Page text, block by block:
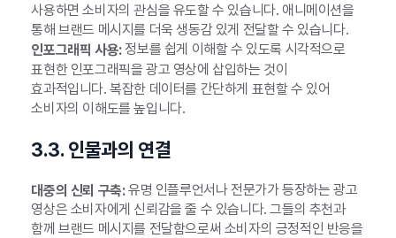
사용하면 소비자의 관심을 유도할 수 있습니다. 애니메이션을
통해 브랜드 메시지를 더욱 생동감 있게 전달할 수 있습니다.
인포그래픽 사용:정보를 쉽게 이해할 수 있도록 시각적으로
표현한 인포그래픽을 광고 영상에 삽입하는 것이
효과적입니다. 복잡한 데이터를 간단하게 표현할 수 있어
소비자의 이해도를 높입니다.
3.3. 인물과의 연결
대중의 신뢰 구축:유명 인플루언서나 전문가가 등장하는 광고
영상은 소비자에게 신뢰감을 줄 수 있습니다. 그들의 추천과
함께 브랜드 메시지를 전달함으로써 소비자의 긍정적인 반응을